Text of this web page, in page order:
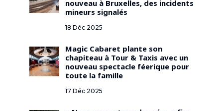
nouveau à Bruxelles, des incidents
mineurs signalés
18 Déc 2025
Magic Cabaret plante son
chapiteau à Tour & Taxis avec un
nouveau spectacle féerique pour
toute la famille
17 Déc 2025